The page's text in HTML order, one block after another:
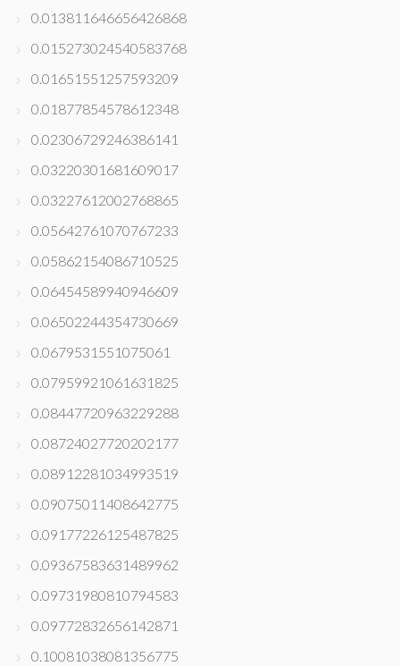
0.013811646656426868
0.015273024540583768
0.01651551257593209
0.01877854578612348
0.02306729246386141
0.03220301681609017
0.03227612002768865
0.05642761070767233
0.05862154086710525
0.06454589940946609
0.06502244354730669
0.0679531551075061
0.07959921061631825
0.08447720963229288
0.08724027720202177
0.08912281034993519
0.09075011408642775
0.09177226125487825
0.09367583631489962
0.09731980810794583
0.09772832656142871
0.10081038081356775